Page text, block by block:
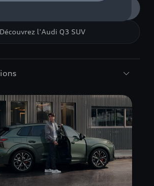
Découvrez l'Audi Q3 SUV